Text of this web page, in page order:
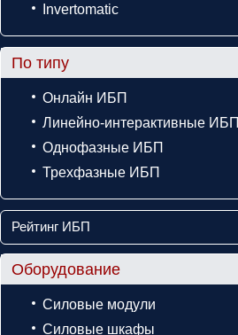
Invertomatic
По типу
Онлайн ИБП
Линейно-интерактивные ИБП
Однофазные ИБП
Трехфазные ИБП
Рейтинг ИБП
Оборудование
Силовые модули
Силовые шкафы